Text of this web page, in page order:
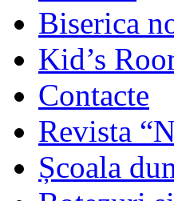
Biserica
Kid’s
Contacte
Revista
Școala